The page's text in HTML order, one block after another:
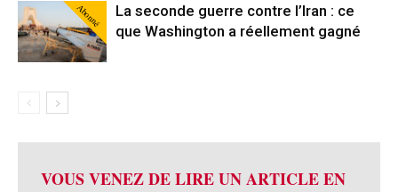
Abonné
La seconde guerre contre l’Iran : ce
que Washington a réellement gagné
VOUS VENEZ DE LIRE UN ARTICLE EN